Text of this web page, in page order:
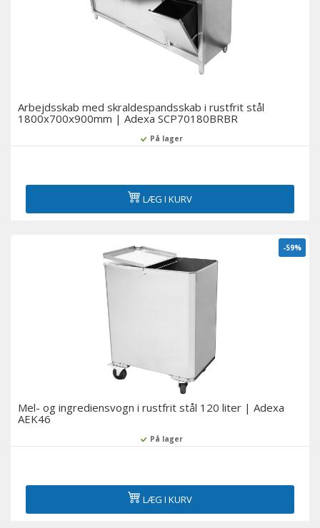
Arbejdsskab med skraldespandsskab i rustfrit stål
1800x700x900mm | Adexa SCP70180BRBR
På lager
LÆG I KURV
-59%
Mel- og ingrediensvogn i rustfrit stål 120 liter | Adexa
AEK46
På lager
LÆG I KURV